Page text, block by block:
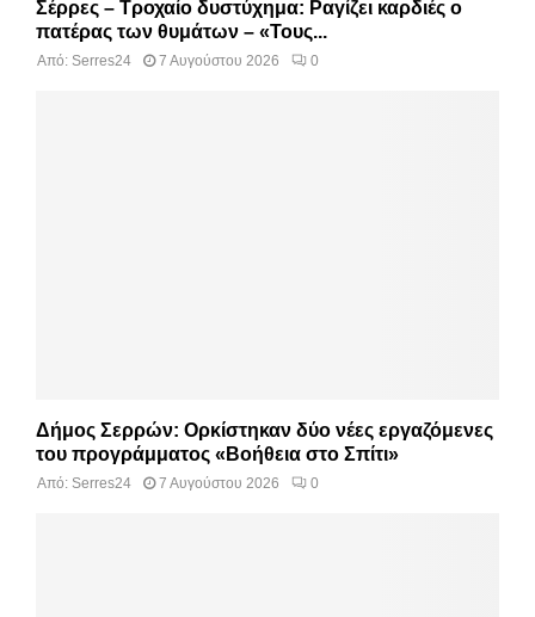
Σέρρες – Τροχαίο δυστύχημα: Ραγίζει καρδιές ο
πατέρας των θυμάτων – «Τους...
Από: Serres24 7 Αυγούστου 2026 0
Δήμος Σερρών: Ορκίστηκαν δύο νέες εργαζόμενες
του προγράμματος «Βοήθεια στο Σπίτι»
Από: Serres24 7 Αυγούστου 2026 0